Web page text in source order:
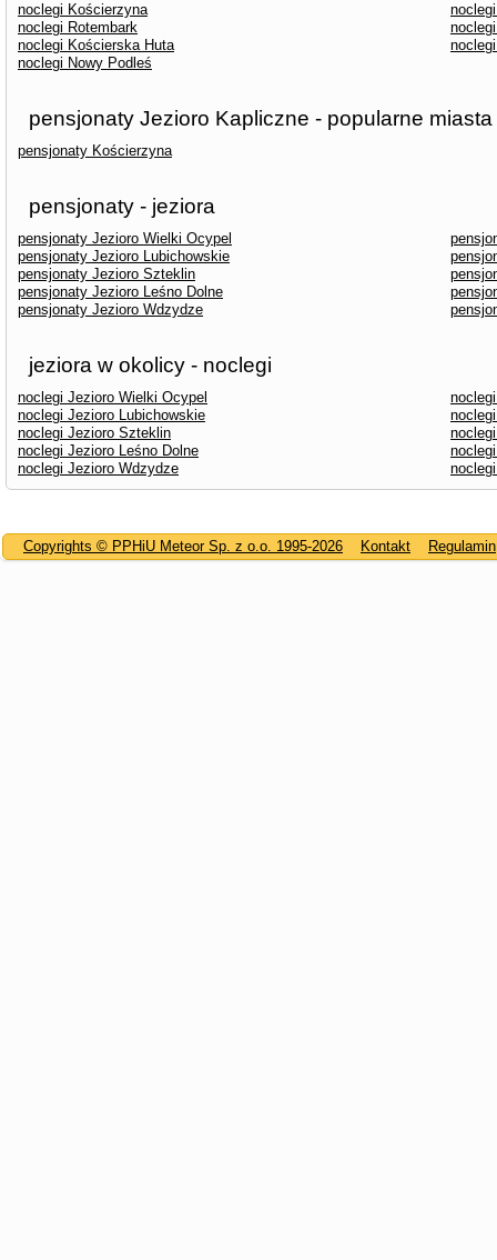
noclegi Kościerzyna
noclegi Rotembark
noclegi Kościerska Huta
noclegi Nowy Podleś
pensjonaty Jezioro Kapliczne - popularne miasta
pensjonaty Kościerzyna
pensjonaty - jeziora
pensjonaty Jezioro Wielki Ocypel
pensjonaty Jezioro Lubichowskie
pensjonaty Jezioro Szteklin
pensjonaty Jezioro Leśno Dolne
pensjonaty Jezioro Wdzydze
jeziora w okolicy - noclegi
noclegi Jezioro Wielki Ocypel
noclegi Jezioro Lubichowskie
noclegi Jezioro Szteklin
noclegi Jezioro Leśno Dolne
noclegi Jezioro Wdzydze
Copyrights © PPHiU Meteor Sp. z o.o. 1995-2026 Kontakt Regulamin